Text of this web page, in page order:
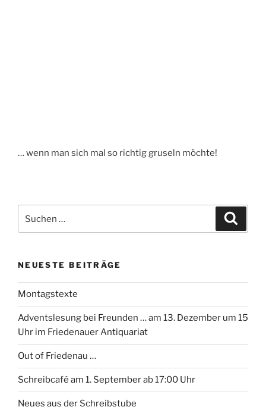
… wenn man sich mal so richtig gruseln möchte!
nach:
NEUESTE BEITRÄGE
Montagstexte
Adventslesung bei Freunden … am 13. Dezember um 15
Uhr im Friedenauer Antiquariat
Out of Friedenau …
Schreibcafé am 1. September ab 17:00 Uhr
Neues aus der Schreibstube